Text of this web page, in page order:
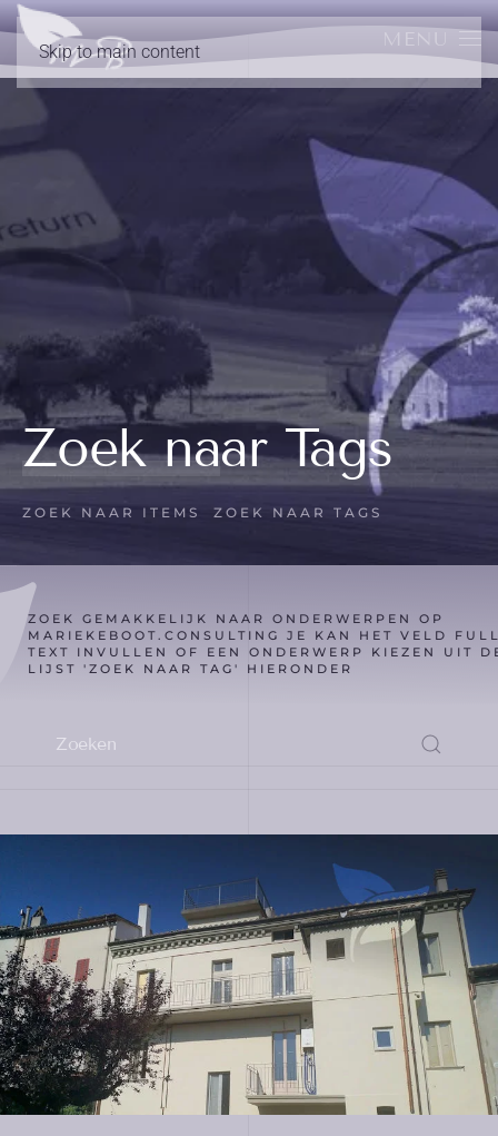
Skip to main content
MENU
Zoek naar Tags
ZOEK NAAR ITEMS ZOEK NAAR TAGS
ZOEK GEMAKKELIJK NAAR ONDERWERPEN OP
MARIEKEBOOT.CONSULTING JE KAN HET VELD
TEXT INVULLEN OF EEN ONDERWERP KIEZEN UIT
LIJST 'ZOEK NAAR TAG' HIERONDER